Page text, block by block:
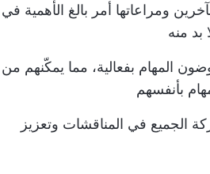
ومراعاتها أمر بالغ الأهمية في
بد منه
المهام بفعالية، مما يمكّنهم من
بأنفسهم
الجميع في المناقشات وتعزيز